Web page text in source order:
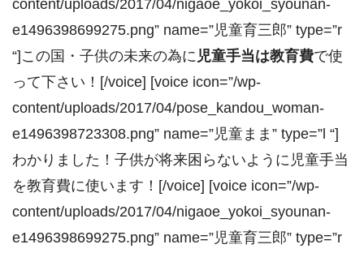
content/uploads/2017/04/nigaoe_yokoi_syounan-
e1496398699275.png” name=”児童育三郎” type=”r
“]この国・子供の未来の為に 児童手当は教育費で使
って下さい！[/voice] [voice icon=”/wp-
content/uploads/2017/04/pose_kandou_woman-
e1496398723308.png” name=”児童まま” type=”l “]
わかりました！子供が将来困らないように児童手当
を教育費に使います！[/voice] [voice icon=”/wp-
content/uploads/2017/04/nigaoe_yokoi_syounan-
e1496398699275.png” name=”児童育三郎” type=”r